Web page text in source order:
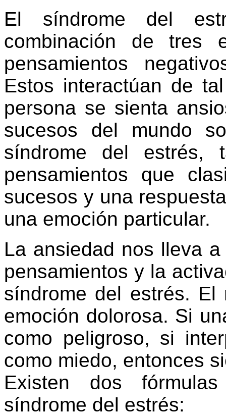
El síndrome del
combinación de tres
pensamientos
Estos interactúan de
persona se sienta
sucesos del mundo
síndrome del estrés,
pensamientos que
sucesos y una
una emoción particular.
La ansiedad nos lleva
pensamientos y la
síndrome del estrés.
emoción dolorosa. Si
como peligroso, si
como miedo, entonces
Existen dos
síndrome del estrés: